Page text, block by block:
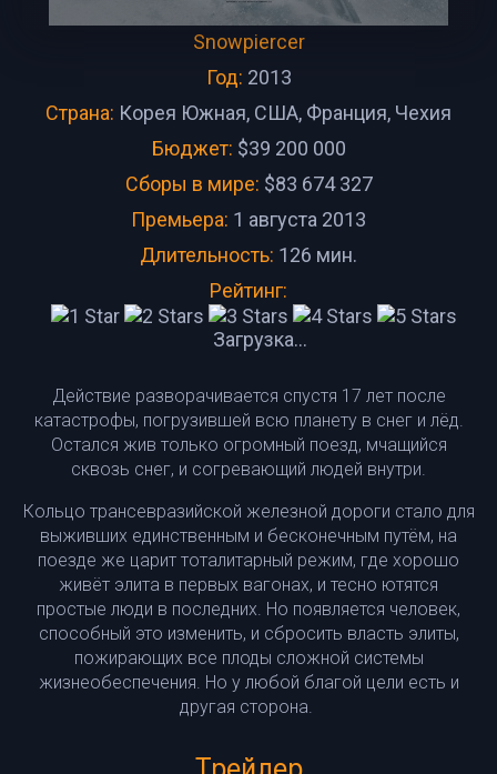
Snowpiercer
Год: 2013
Страна: Корея Южная, США, Франция, Чехия
Бюджет: $39 200 000
Сборы в мире: $83 674 327
Премьера: 1 августа 2013
Длительность: 126 мин.
Рейтинг:
Загрузка...
Действие разворачивается спустя 17 лет после
катастрофы, погрузившей всю планету в снег и лёд.
Остался жив только огромный поезд, мчащийся
сквозь снег, и согревающий людей внутри.
Кольцо трансевразийской железной дороги стало для
выживших единственным и бесконечным путём, на
поезде же царит тоталитарный режим, где хорошо
живёт элита в первых вагонах, и тесно ютятся
простые люди в последних. Но появляется человек,
способный это изменить, и сбросить власть элиты,
пожирающих все плоды сложной системы
жизнеобеспечения. Но у любой благой цели есть и
другая сторона.